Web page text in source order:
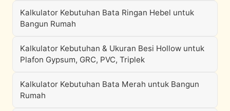
Kalkulator Kebutuhan Bata Ringan Hebel untuk
Bangun Rumah
Kalkulator Kebutuhan & Ukuran Besi Hollow untuk
Plafon Gypsum, GRC, PVC, Triplek
Kalkulator Kebutuhan Bata Merah untuk Bangun
Rumah